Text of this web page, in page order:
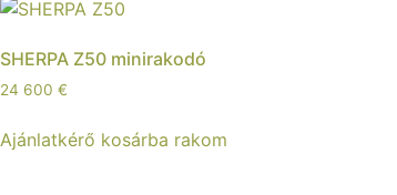
SHERPA Z50 minirakodó
24 600€
Ajánlatkérő kosárba rakom